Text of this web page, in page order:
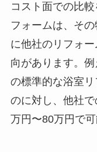
コスト面での比
フォームは、そ
に他社のリフォ
向があります。
の標準的な浴室
のに対し、他社
万円〜80万円で